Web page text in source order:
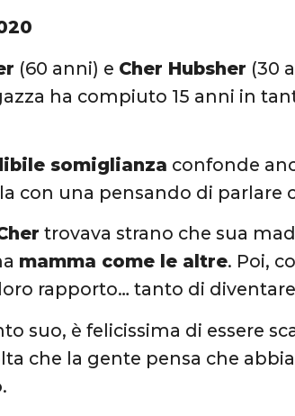
(60 anni) e Cher Hubsher (30
ha compiuto 15 anni in
somiglianza confonde
con una pensando di parlare
trovava strano che sua
mamma come le altre. Poi,
rapporto… tanto di diventare
suo, è felicissima di essere
che la gente pensa che
.